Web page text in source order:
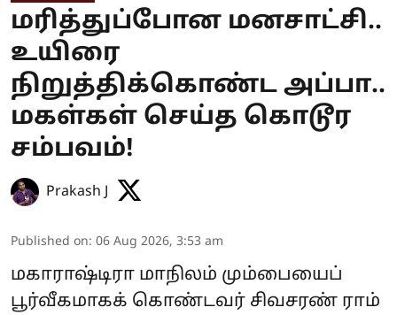
மரித்துப்போன மனசாட்சி..
உயிரை
நிறுத்திக்கொண்ட அப்பா..
மகள்கள் செய்த கொடூர
சம்பவம்!
Prakash J
Published on: 06 Aug 2026, 3:53 am
மகாராஷ்டிரா மாநிலம் மும்பையைப்
பூர்வீகமாகக் கொண்டவர் சிவசரண் ராம்